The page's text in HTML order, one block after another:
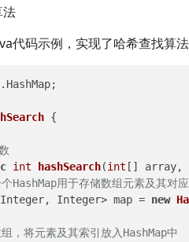
法
代码示例，实现了哈希查找算法
{
int hashSearch(int [] array,
HashMap用于存储数组元素及其对应
Integer> map =
new
，将元素及其索引放入HashMap中